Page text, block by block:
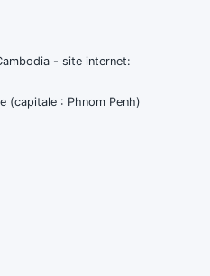
- site internet:
(capitale : Phnom Penh)